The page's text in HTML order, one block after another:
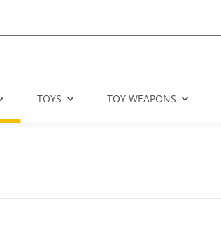
TOYS TOY WEAPONS